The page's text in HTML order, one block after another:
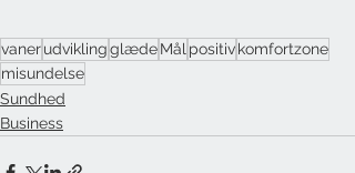
vanerudviklingglædeMål positivkomfortzone
misundelse
Sundhed
Business